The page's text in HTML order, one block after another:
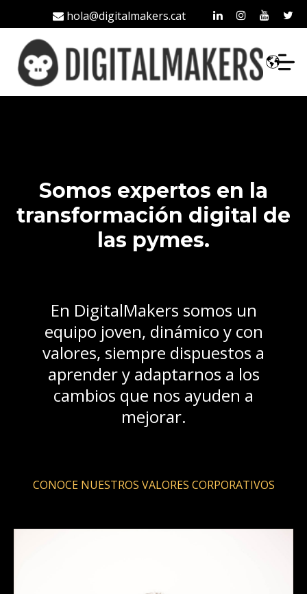
hola@digitalmakers.cat
Somos expertos en la
transformación digital de
las pymes.
En DigitalMakers somos un
equipo joven, dinámico y con
valores, siempre dispuestos a
aprender y adaptarnos a los
cambios que nos ayuden a
mejorar.
CONOCE NUESTROS VALORES CORPORATIVOS